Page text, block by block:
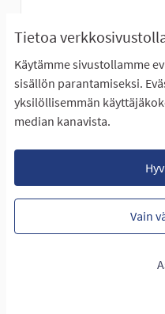
Tietoa
Käytämme sivustollamme
sisällön parantamiseksi.
yksilöllisemmän
median kanavista.
Vain
Keski-Nurmon koulun
seuraavanlaisia toiveita
Rajaa tulokset teeman
Itäinen Seinäjoki
LUONTIAIKA